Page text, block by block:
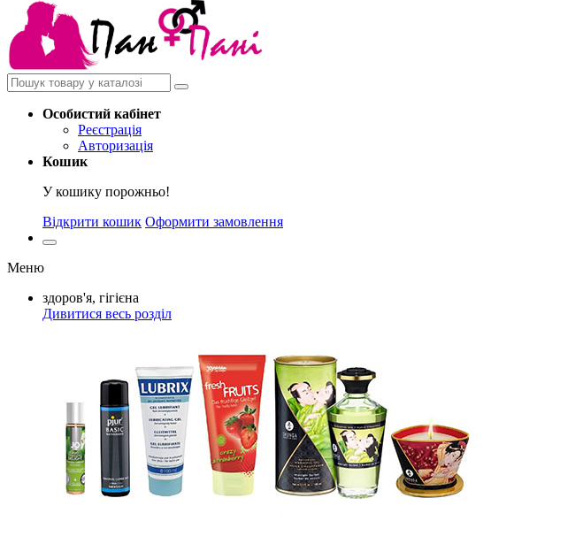
Особистий кабінет
Реєстрація
Авторизація
Кошик
У кошику порожньо!
Відкрити кошик Оформити замовлення
Меню
здоров'я, гігієна
Дивитися весь розділ